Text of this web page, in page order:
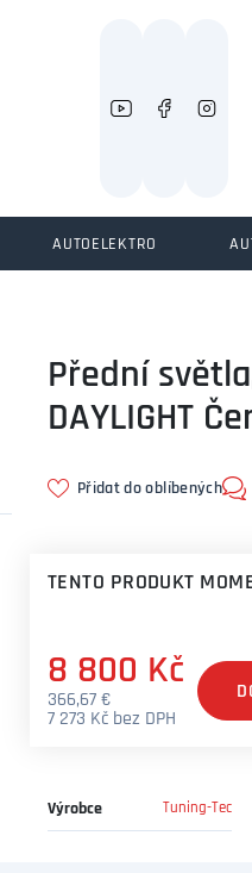
AUTOELEKTRO
Přední
DAYLIGHT
Přidat do oblíbených
TENTO PRODUKT
8 800 Kč
366,67 €
7 273 Kč bez DPH
Výrobce Tuning-Tec
něco najít?